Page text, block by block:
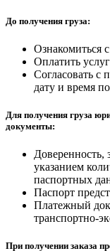
До получения груза:
Ознакомиться
Оплатить
Согласовать с
дату и время
Для получения груза
документы:
Доверенность,
указанием
паспортных
Паспорт
Платежный
транспортно-
При получении заказа